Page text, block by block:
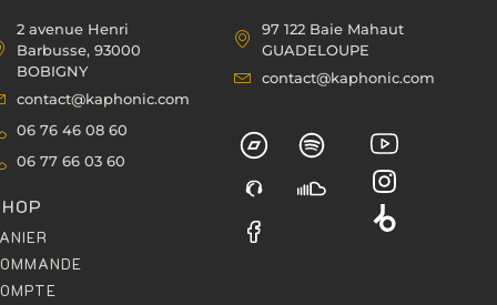
2 avenue Henri
Barbusse, 93000
BOBIGNY
contact@kaphonic.com
06 76 46 08 60
06 77 66 03 60
97 122 Baie Mahaut
GUADELOUPE
contact@kaphonic.com